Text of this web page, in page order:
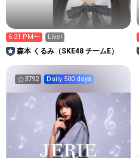
6:21 PM〜 Live!
森本 くるみ（SKE48 チームE）
3792 Daily 500 days